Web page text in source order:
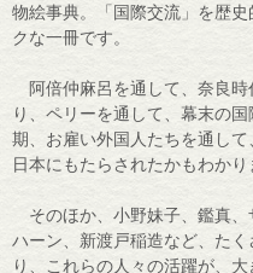
物絵事典。「国際交流」を歴
クな一冊です。
阿倍仲麻呂を通して、奈良時
り、ペリーを通して、幕末の
期、お雇い外国人たちを通し
日本にもたらされたかもわかり
そのほか、小野妹子、鑑真、
ハーン、新渡戸稲造など、た
り、これらの人々の活躍が、